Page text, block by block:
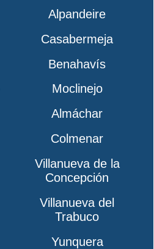
Alpandeire
Casabermeja
Benahavís
Moclinejo
Almáchar
Colmenar
Villanueva de la
Concepción
Villanueva del
Trabuco
Yunquera